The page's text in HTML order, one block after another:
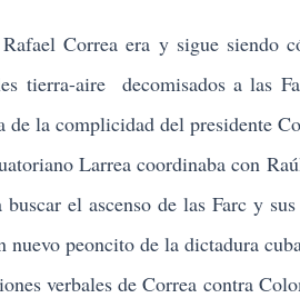
Correa era y sigue siendo
tierra-aire decomisados a las
la complicidad del presidente
Larrea coordinaba con
el ascenso de las Farc y
peoncito de la dictadura
verbales de Correa contra